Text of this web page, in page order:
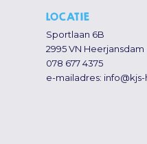
LOCATIE
Sportlaan 6B
2995 VN Heerjansdam
078 677 4375
e-mailadres: